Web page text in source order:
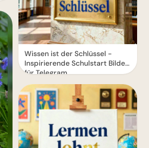
Wissen ist der Schlüssel -
Inspirierende Schulstart Bilder
für Telegram